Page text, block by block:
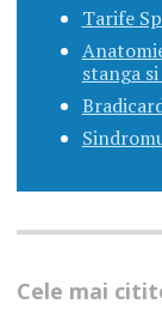
Tarife
stanga
Cele mai